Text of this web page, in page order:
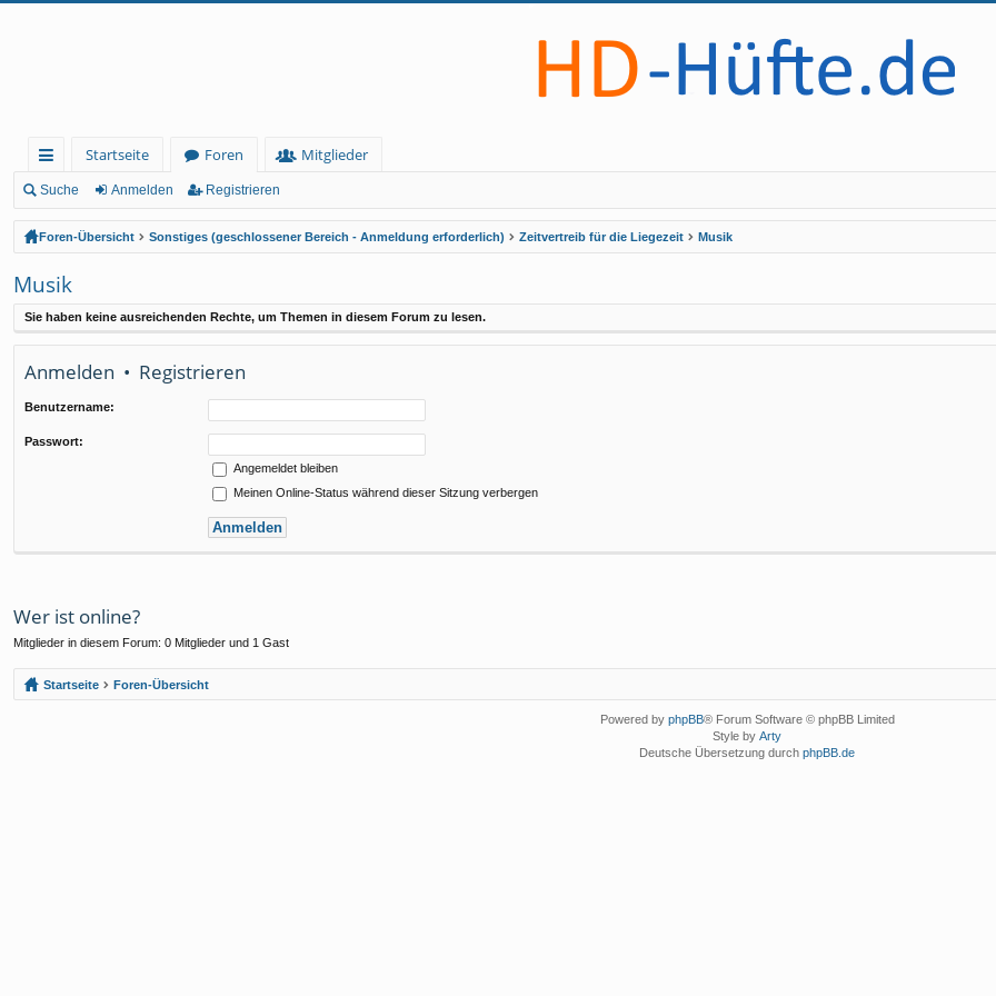
ch
ne
llz
ug
rif
Startseite Foren
Mitglieder
Suche Anmelden Registrieren
Foren-Übersicht Sonstiges (geschlossener Bereich - Anmeldung erforderlich) Zeitvertreib für die Liegezeit Musik
Musik
Sie haben keine ausreichenden Rechte, um Themen in diesem Forum zu lesen.
Anmelden • Registrieren
Benutzername:
Passwort:
Angemeldet bleiben
Meinen Online-Status während dieser Sitzung verbergen
Wer ist online?
Mitglieder in diesem Forum: 0 Mitglieder und 1 Gast
Startseite Foren-Übersicht
Powered by phpBB® Forum Software © phpBB Limited
Style by Arty
Deutsche Übersetzung durch phpBB.de